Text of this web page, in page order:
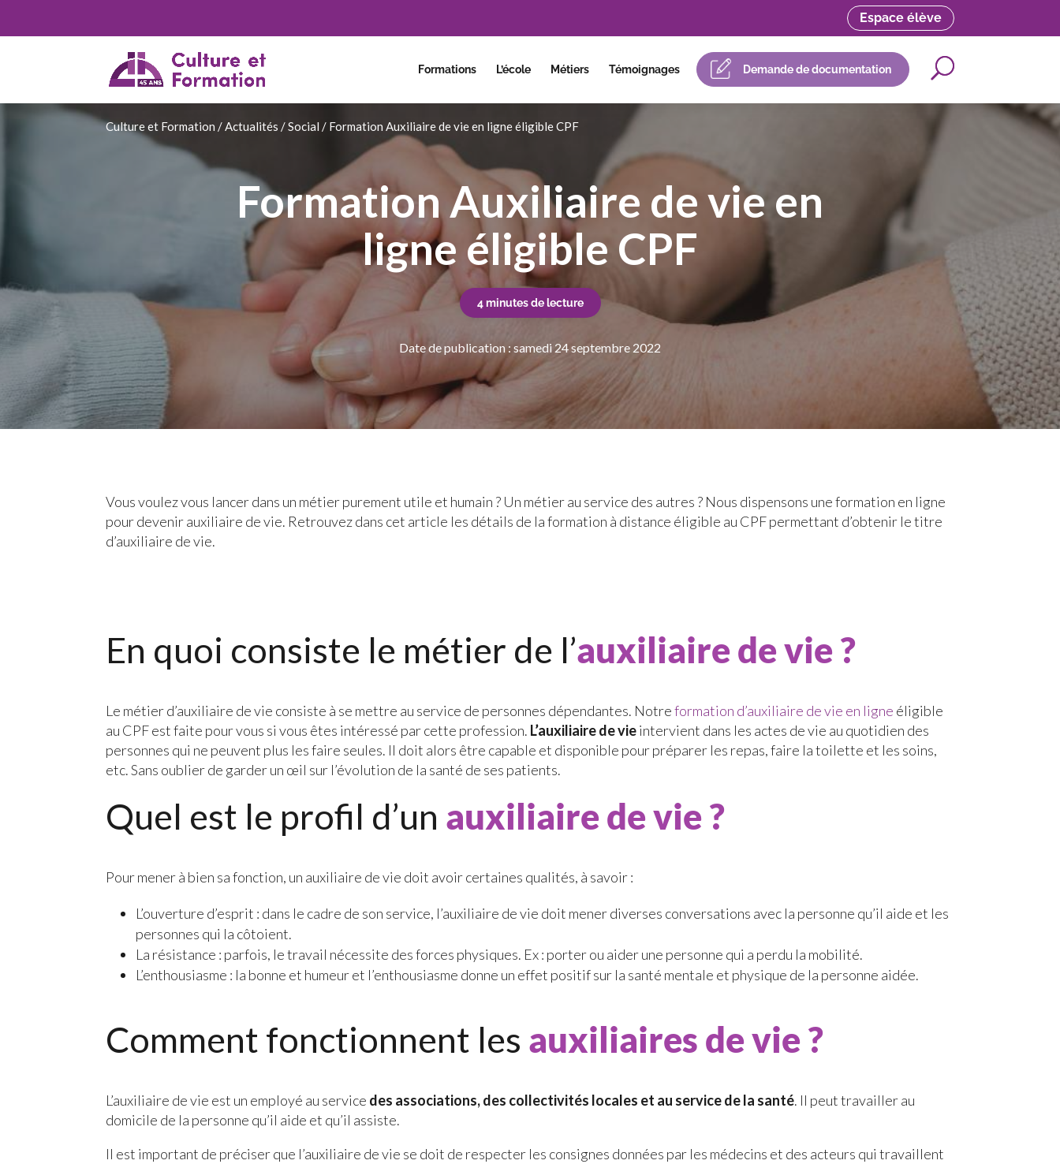
Espace élève
Formations L’école Métiers Témoignages Demande de documentation
Culture et Formation /Actualités /Social / Formation Auxiliaire de vie en ligne éligible CPF
Formation Auxiliaire de vie en
ligne éligible CPF
4 minutes de lecture
Date de publication : samedi 24 septembre 2022
Vous voulez vous lancer dans un métier purement utile et humain ? Un métier au service des autres ? Nous dispensons une formation en ligne
pour devenir auxiliaire de vie. Retrouvez dans cet article les détails de la formation à distance éligible au CPF permettant d’obtenir le titre
d’auxiliaire de vie.
En quoi consiste le métier de l’auxiliaire de vie ?
Le métier d’auxiliaire de vie consiste à se mettre au service de personnes dépendantes. Notreformation d’auxiliaire de vie en ligne éligible
au CPF est faite pour vous si vous êtes intéressé par cette profession. L’auxiliaire de vieintervient dans les actes de vie au quotidien des
personnes qui ne peuvent plus les faire seules. Il doit alors être capable et disponible pour préparer les repas, faire la toilette et les soins,
etc. Sans oublier de garder un œil sur l’évolution de la santé de ses patients.
Quel est le profil d’un auxiliaire de vie ?
Pour mener à bien sa fonction, un auxiliaire de vie doit avoir certaines qualités, à savoir :
L’ouverture d’esprit : dans le cadre de son service, l’auxiliaire de vie doit mener diverses conversations avec la personne qu’il aide et les
personnes qui la côtoient.
La résistance : parfois, le travail nécessite des forces physiques. Ex : porter ou aider une personne qui a perdu la mobilité.
L’enthousiasme : la bonne et humeur et l’enthousiasme donne un effet positif sur la santé mentale et physique de la personne aidée.
Comment fonctionnent les auxiliaires de vie ?
L’auxiliaire de vie est un employé au service des associations, des collectivités locales et au service de la santé. Il peut travailler au
domicile de la personne qu’il aide et qu’il assiste.
Il est important de préciser que l’auxiliaire de vie se doit de respecter les consignes données par les médecins et des acteurs qui travaillent